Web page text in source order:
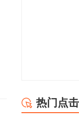
幅扩大至4.4%
热门点击